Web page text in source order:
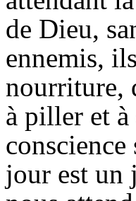
de Dieu,
ennemis,
nourriture,
à piller et
jour est un